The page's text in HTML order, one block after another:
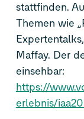
stattfinden.
Themen wie
Maffay. Der
einsehbar:
https://
erlebnis/